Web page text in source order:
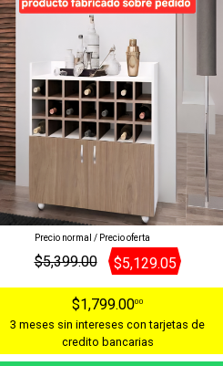
Precio normal / Precio oferta
$5,399.00 $5,129.05
$1,799.0000
3 meses sin intereses con tarjetas de
credito bancarias